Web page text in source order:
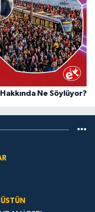
Ne Söylüyor?